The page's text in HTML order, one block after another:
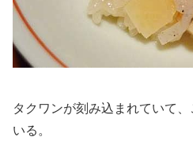
タクワンが刻み込まれていて
いる。